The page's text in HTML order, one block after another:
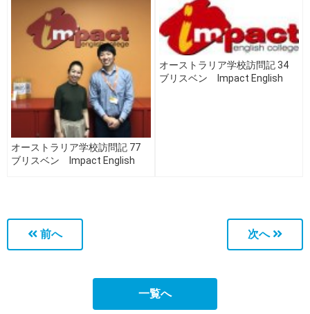
オーストラリア学校訪問記 77
ブリスベン Impact English
オーストラリア学校訪問記 34
ブリスベン Impact English
前へ 次へ
一覧へ